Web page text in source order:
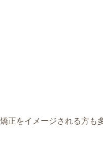
正をイメージされる方も